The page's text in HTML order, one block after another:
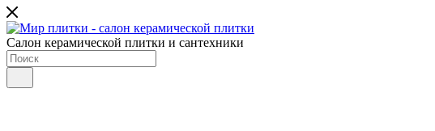
Салон керамической плитки и сантехники